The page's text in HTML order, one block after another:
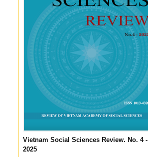
Vietnam Social Sciences Review. No. 4 -
2025